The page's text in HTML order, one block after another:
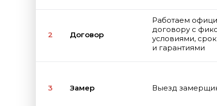
2
3
Работаем
договору с
условиями,
и гарантиями
Выезд
Договор
Замер